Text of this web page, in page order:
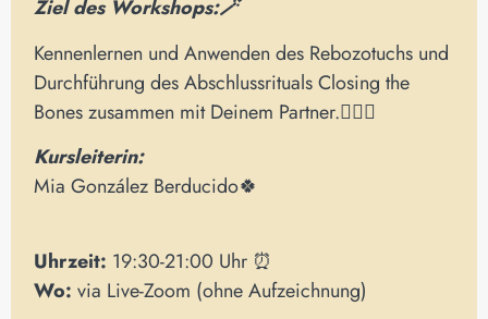
Ziel des Workshops:🪄
Kennenlernen und Anwenden des Rebozotuchs und
Durchführung des Abschlussrituals Closing the
Bones zusammen mit Deinem Partner.👩‍❤️‍👨
Kursleiterin:
Mia González Berducido🍀
Uhrzeit: 19:30-21:00 Uhr ⏰
Wo: via Live-Zoom (ohne Aufzeichnung)